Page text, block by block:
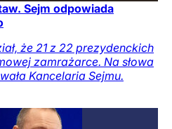
Sejm odpowiada
że 21 z 22 prezydenckich
zamrażarce. Na słowa
Kancelaria Sejmu.